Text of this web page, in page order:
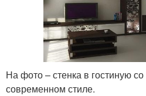
На фото – стенка в гостиную
современном стиле.